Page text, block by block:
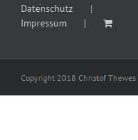
Datenschutz
Impressum
Copyright 2018 Christof Thewes